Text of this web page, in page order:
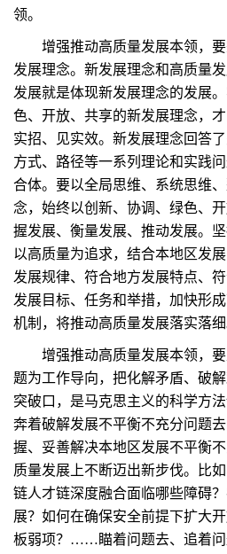
领。
增强推动高质量发展本领，要
发展理念。新发展理念和高质量
发展就是体现新发展理念的发展
色、开放、共享的新发展理念，
实招、见实效。新发展理念回答
方式、路径等一系列理论和实践
合体。要以全局思维、系统思维
念，始终以创新、协调、绿色、
握发展、衡量发展、推动发展。
以高质量为追求，结合本地区发
发展规律、符合地方发展特点、
发展目标、任务和举措，加快形
机制，将推动高质量发展落实落细
增强推动高质量发展本领，要
题为工作导向，把化解矛盾、破
突破口，是马克思主义的科学方
奔着破解发展不平衡不充分问题
握、妥善解决本地区发展不平衡
质量发展上不断迈出新步伐。比
链人才链深度融合面临哪些障碍
展？如何在确保安全前提下扩大
板弱项？……瞄着问题去、追着问